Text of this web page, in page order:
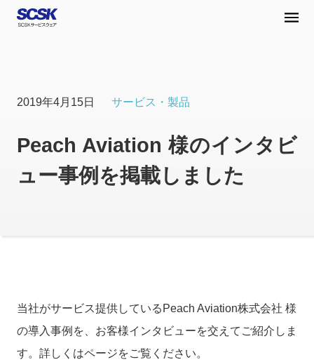
2019年4月15日 サービス・製品
Peach Aviation 様のインタビ
ュー事例を掲載しました
当社がサービス提供しているPeach Aviation株式会社 様
の導入事例を、お客様インタビューを交えてご紹介しま
す。詳しくはページをご覧ください。